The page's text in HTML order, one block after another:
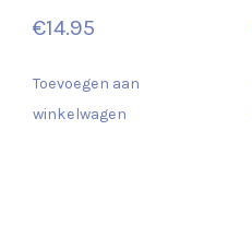
€14.95
Toevoegen aan
winkelwagen